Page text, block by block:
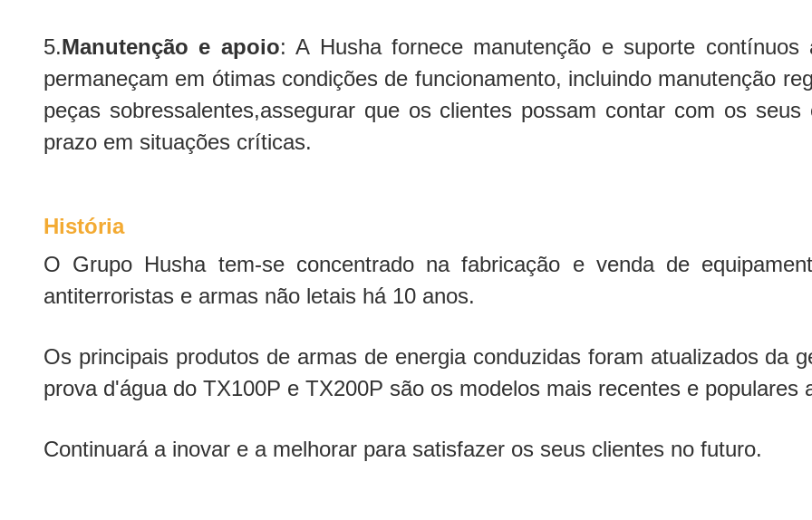
5.Manutenção e apoio: A Husha fornece manutenção e suporte
permaneçam em ótimas condições de funcionamento, incluindo manutenção
peças sobressalentes,assegurar que os clientes possam contar com os
prazo em situações críticas.
História
O Grupo Husha tem-se concentrado na fabricação e venda de
antiterroristas e armas não letais há 10 anos.
Os principais produtos de armas de energia conduzidas foram atualizados da
prova d'água do TX100P e TX200P são os modelos mais recentes e populares
Continuará a inovar e a melhorar para satisfazer os seus clientes no futuro.